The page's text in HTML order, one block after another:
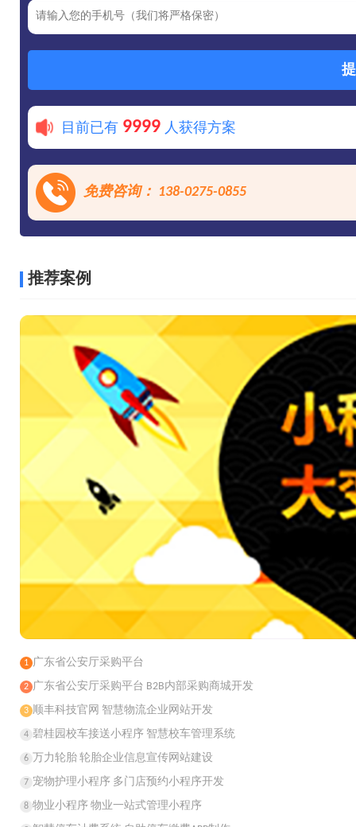
目前已有 9999 人获得方案
免费咨询： 138-0275-0855
推荐案例
1 广东省公安厅采购平台
2 广东省公安厅采购平台 B2B内部采购商城开发
3 顺丰科技官网 智慧物流企业网站开发
4 碧桂园校车接送小程序 智慧校车管理系统
6 万力轮胎 轮胎企业信息宣传网站建设
7 宠物护理小程序 多门店预约小程序开发
8 物业小程序 物业一站式管理小程序